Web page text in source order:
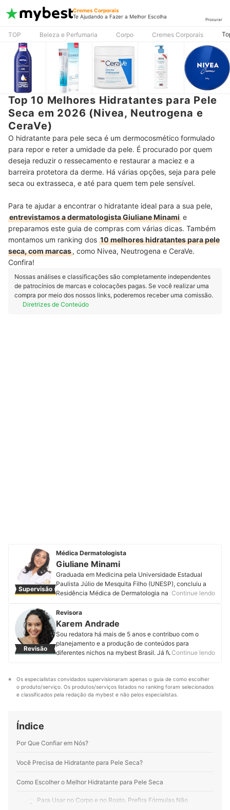
Cremes Corporais
Te Ajudando a Fazer a Melhor Escolha
Procurar
TOP Beleza e Perfumaria Corpo Cremes Corporais
Top 10 Melhores Hidratantes para Pele
Seca em 2026 (Nivea, Neutrogena e
CeraVe)
O hidratante para pele seca é um dermocosmético formulado
para repor e reter a umidade da pele. É procurado por quem
deseja reduzir o ressecamento e restaurar a maciez e a
barreira protetora da derme. Há várias opções, seja para pele
seca ou extrasseca, e até para quem tem pele sensível.
Para te ajudar a encontrar o hidratante ideal para a sua pele,
entrevistamos a dermatologista Giuliane Minami e
preparamos este guia de compras com várias dicas. Também
montamos um ranking dos 10 melhores hidratantes para pele
seca, com marcas, como Nivea, Neutrogena e CeraVe.
Confira!
Nossas análises e classificações são completamente independentes
de patrocínios de marcas e colocações pagas. Se você realizar uma
compra por meio dos nossos links, poderemos receber uma comissão.
Diretrizes de Conteúdo
Supervisão
Médica Dermatologista
Giuliane Minami
Graduada em Medicina pela Universidade Estadual
Paulista Júlio de Mesquita Filho (UNESP), concluiu a
Residência Médica de Dermatologia na mesma
titular da Sociedade Brasileira de Dermatologia (SBD).
É mestra, também pela UNESP, na área de Tricologia.
Como sempre acreditou na importância do cabelo na
identidade e na autoestima das pessoas,
principalmente, das mulheres, sua tese teve como foco
a alopecia de padrão feminino. Com uma ampla
está em busca constante por conhecimento e
atualizações em congressos e cursos. Acompanhe a
Dra. Giuliane no Instagram, Youtube, Facebook,
Continue lendo
Revisão
Revisora
Karem Andrade
Sou redatora há mais de 5 anos e contribuo com o
planejamento e a produção de conteúdos para
diferentes nichos na mybest Brasil. Já fui professora,
mesma instituição. Também desenvolvo projetos em
Copywriting, UX Writing e Ghostwriting. Gosto de
transformar informações e ideias em textos que
Continue lendo
Os especialistas convidados supervisionaram apenas o guia de como escolher
o produto/serviço. Os produtos/serviços listados no ranking foram selecionados
e classificados pela redação da mybest e não pelos especialistas.
Índice
Por Que Confiar em Nós?
Você Precisa de Hidratante para Pele Seca?
Como Escolher o Melhor Hidratante para Pele Seca
1
Para Usar no Corpo e no Rosto, Prefira Fórmulas Não